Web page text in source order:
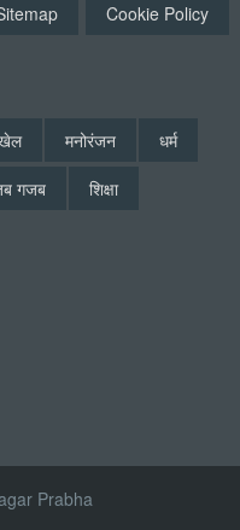
Cookie Policy
मनोरंजन
धर्म
गजब शिक्षा
Prabha